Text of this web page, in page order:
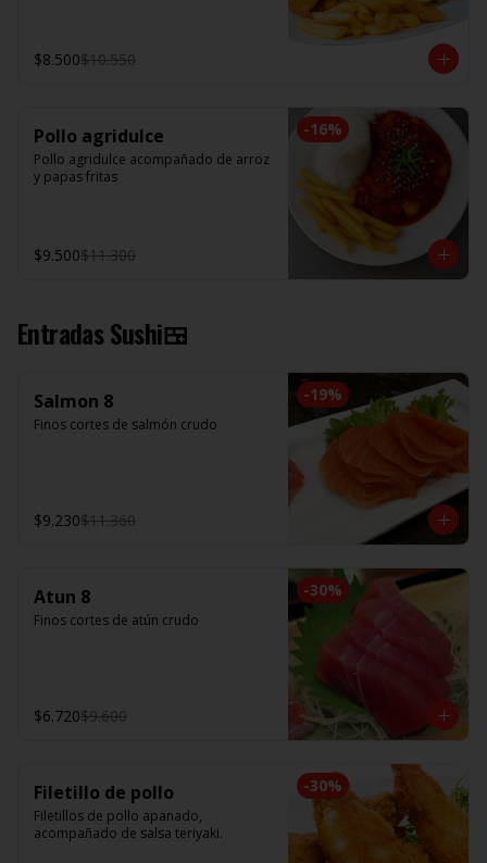
$8.500$10.550
-16%
Pollo agridulce
Pollo agridulce acompañado de arroz
y papas fritas
$9.500$11.300
Entradas Sushi🍱
-19%
Salmon 8
Finos cortes de salmón crudo
$9.230$11.360
-30%
Atun 8
Finos cortes de atún crudo
$6.720$9.600
-30%
Filetillo de pollo
Filetillos de pollo apanado,
acompañado de salsa teriyaki.